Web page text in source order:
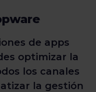
de apps
optimizar la
los canales
la gestión